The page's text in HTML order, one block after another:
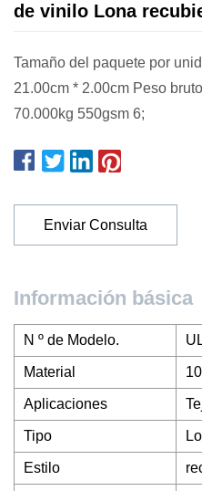
de vinilo Lona
Tamaño del paquete por
21.00cm * 2.00cm Peso
70.000kg 550gsm 6;
Enviar Consulta
Información básica
N º de Modelo.
Material
Aplicaciones
Tipo
Estilo